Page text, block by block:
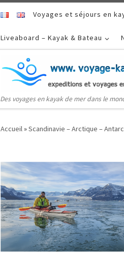
Voyages et séjours en
Liveaboard – Kayak & Bateau
Des voyages en kayak de mer dans le
Accueil»Scandinavie – Arctique –